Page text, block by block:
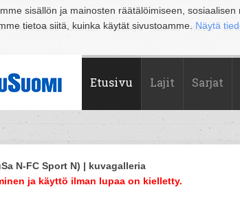
sisällön ja mainosten räätälöimiseen,
tietoa siitä, kuinka käytät sivustoamme. Näytä
Hämeenlinna Joensuu Jyväskylä Kouvola Kuopio Lahti
Etusivu Lajit Sarjat
N-FC Sport N) | kuvagalleria
ja käyttö ilman lupaa on kielletty.